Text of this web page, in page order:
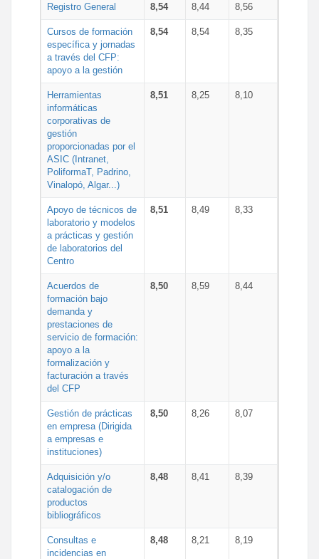
Registro General 8,54 8,44 8,56
Cursos de formación
específica y jornadas
a través del CFP:
apoyo a la gestión
8,54 8,54 8,35
Herramientas
informáticas
corporativas de
gestión
proporcionadas por el
ASIC (Intranet,
PoliformaT, Padrino,
Vinalopó, Algar...)
8,51 8,25 8,10
Apoyo de técnicos de
laboratorio y modelos
a prácticas y gestión
de laboratorios del
Centro
8,51 8,49 8,33
Acuerdos de
formación bajo
demanda y
prestaciones de
servicio de formación:
apoyo a la
formalización y
facturación a través
del CFP
8,50 8,59 8,44
Gestión de prácticas
en empresa (Dirigida
a empresas e
instituciones)
8,50 8,26 8,07
Adquisición y/o
catalogación de
productos
bibliográficos
8,48 8,41 8,39
Consultas e
incidencias en
8,48 8,21 8,19